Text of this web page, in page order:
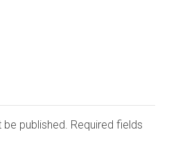
published. Required fields